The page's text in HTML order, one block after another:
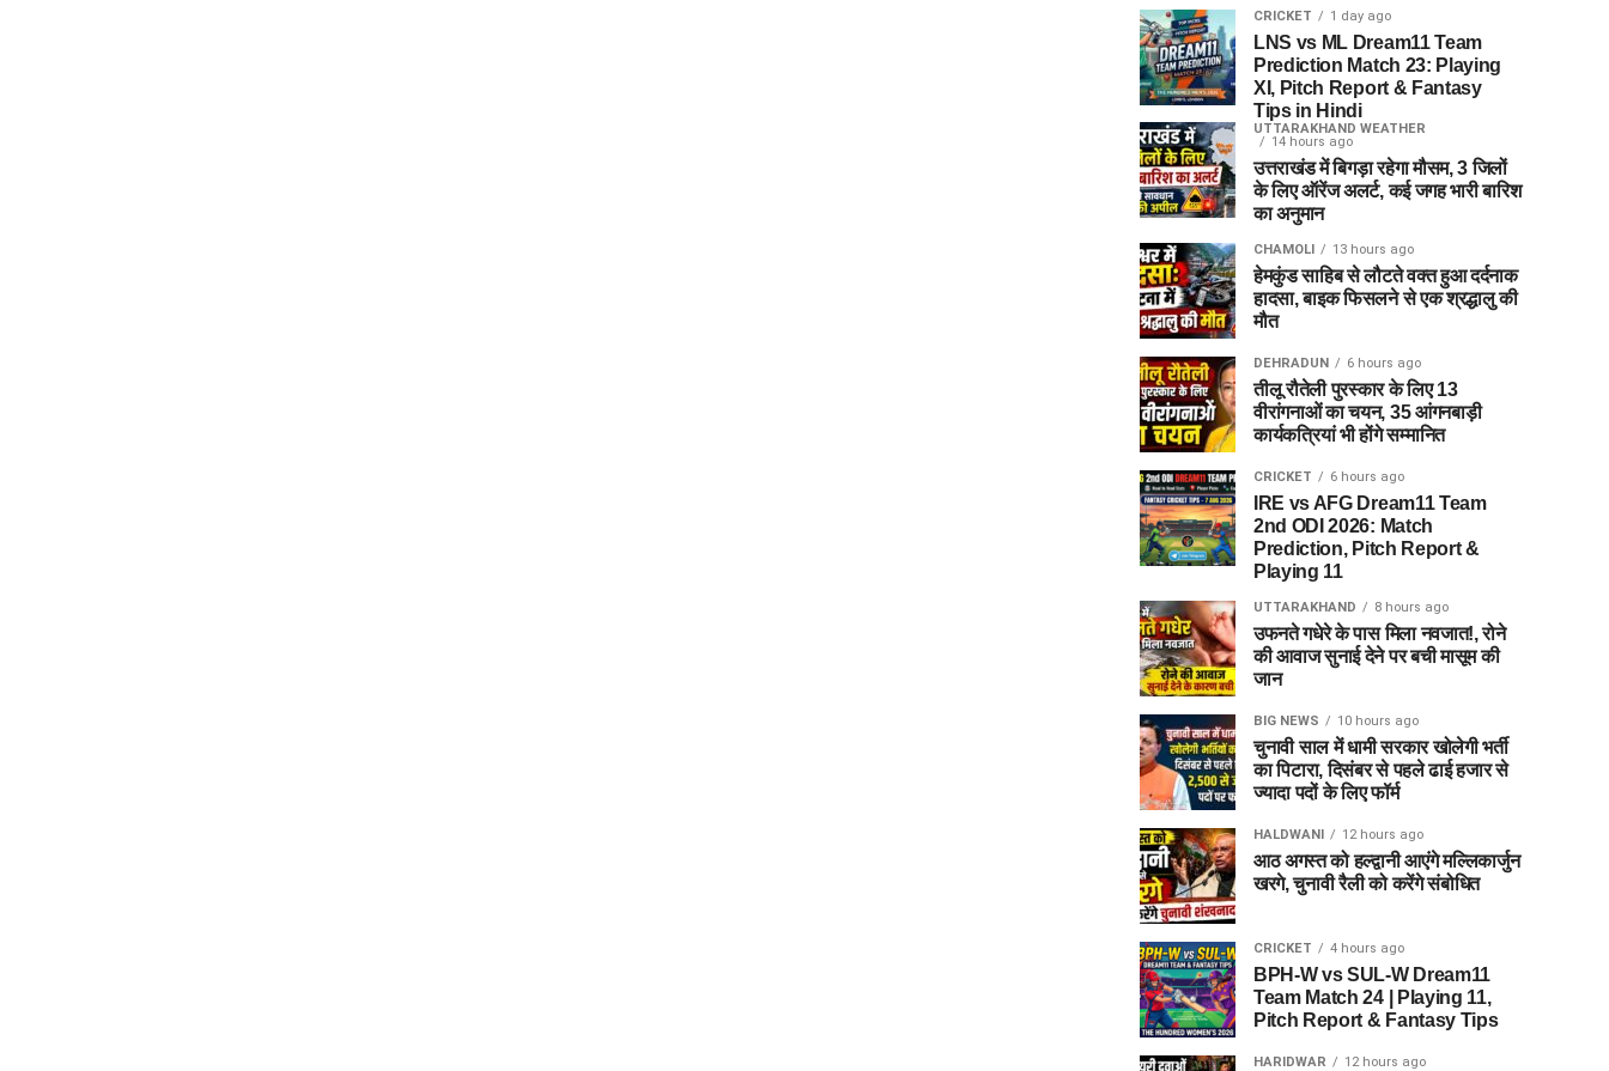
CRICKET 1 day ago
LNS vs ML Dream11 Team
Prediction Match 23: Playing
XI, Pitch Report & Fantasy
Tips in Hindi
UTTARAKHAND WEATHER
14 hours ago
उत्तराखंड में बिगड़ा रहेगा मौसम, 3 जिलों
के लिए ऑरेंज अलर्ट, कई जगह भारी बारिश
का अनुमान
CHAMOLI 13 hours ago
हेमकुंड साहिब से लौटते वक्त हुआ दर्दनाक
हादसा, बाइक फिसलने से एक श्रद्धालु की
मौत
DEHRADUN 6 hours ago
तीलू रौतेली पुरस्कार के लिए 13
वीरांगनाओं का चयन, 35 आंगनबाड़ी
कार्यकत्रियां भी होंगे सम्मानित
CRICKET 6 hours ago
IRE vs AFG Dream11 Team
2nd ODI 2026: Match
Prediction, Pitch Report &
Playing 11
UTTARAKHAND 8 hours ago
उफनते गधेरे के पास मिला नवजात!, रोने
की आवाज सुनाई देने पर बची मासूम की
जान
BIG NEWS 10 hours ago
चुनावी साल में धामी सरकार खोलेगी भर्ती
का पिटारा, दिसंबर से पहले ढाई हजार से
ज्यादा पदों के लिए फॉर्म
HALDWANI 12 hours ago
आठ अगस्त को हल्द्वानी आएंगे मल्लिकार्जुन
खरगे, चुनावी रैली को करेंगे संबोधित
CRICKET 4 hours ago
BPH-W vs SUL-W Dream11
Team Match 24 | Playing 11,
Pitch Report & Fantasy Tips
HARIDWAR 12 hours ago